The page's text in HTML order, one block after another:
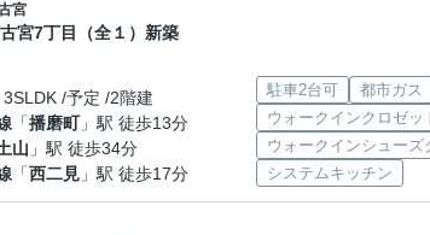
宮
宮7丁目（全１）新築
/予定 /2階建
「播磨町」駅 徒歩13分
山 」駅 徒歩34分
「西二見 」駅 徒歩17分
駐車2台可 都市ガス
ウォークインクロゼッ
ウォークインシューズ
システムキッチン